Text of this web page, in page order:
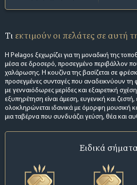
Τι εκτιμούν οι πελάτες σε αυτή
Η Pelagos ξεχωρίζει για τη μοναδική της
μέσα σε δροσερό, προσεγμένο περιβάλλον
χαλάρωσης. Η κουζίνα της βασίζεται σε
προσεγμένες συνταγές που αναδεικνύουν
με γενναιόδωρες μερίδες και εξαιρετική
εξυπηρέτηση είναι άμεση, ευγενική και
ολοκληρώνεται ιδανικά με όμορφη μουσική
μια ταβέρνα που συνδυάζει γεύση, θέα και
Ειδικά σήματα